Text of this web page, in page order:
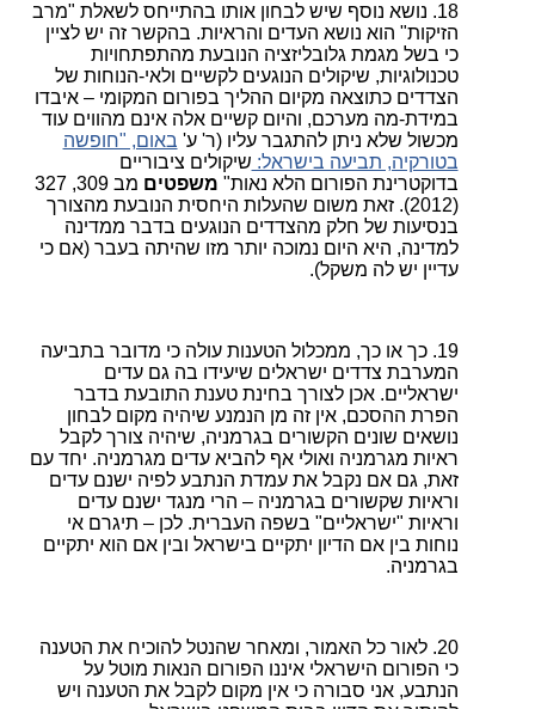
נושא נוסף שיש לבחון אותו בהתייחס לשאלת "מרב
הזיקות" הוא נושא העדים והראיות. בהקשר זה יש לציין
כי בשל מגמת גלובליזציה הנובעת מהתפתחויות
טכנולוגיות, שיקולים הנוגעים לקשיים ולאי-הנוחות של
הצדדים כתוצאה מקיום ההליך בפורום המקומי – איבדו
במידת-מה מערכם, והיום קשיים אלה אינם מהווים עוד
מכשול שלא ניתן להתגבר עליו (ר' ע' באום, "חופשה
בטורקיה, תביעה בישראל: שיקולים ציבוריים
בדוקטרינת הפורום הלא נאות" משפטים
מב 309, 327
(2012). זאת משום שהעלות היחסית הנובעת מהצורך
בנסיעות של חלק מהצדדים הנוגעים בדבר ממדינה
למדינה, היא היום נמוכה יותר מזו שהיתה בעבר (אם כי
עדיין יש לה משקל).
כך או כך, ממכלול הטענות עולה כי מדובר בתביעה
המערבת צדדים ישראלים שיעידו בה גם עדים
ישראליים. אכן לצורך בחינת טענת התובעת בדבר
הפרת ההסכם, אין זה מן הנמנע שיהיה מקום לבחון
נושאים שונים הקשורים בגרמניה, שיהיה צורך לקבל
ראיות מגרמניה ואולי אף להביא עדים מגרמניה. יחד עם
זאת, גם אם נקבל את עמדת הנתבע לפיה ישנם עדים
וראיות שקשורים בגרמניה – הרי מנגד ישנם עדים
וראיות "ישראליים" בשפה העברית. לכן – תיגרם אי
נוחות בין אם הדיון יתקיים בישראל ובין אם הוא יתקיים
בגרמניה.
לאור כל האמור, ומאחר שהנטל להוכיח את הטענה
כי הפורום הישראלי איננו הפורום הנאות מוטל על
הנתבע, אני סבורה כי אין מקום לקבל את הטענה ויש